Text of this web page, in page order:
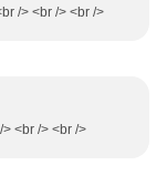
/> <br /> <br />
<br /> <br />